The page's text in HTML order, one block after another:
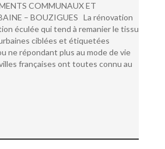
COMMUNAUX ET
– BOUZIGUES La rénovation
éculée qui tend à remanier le tissu
ciblées et étiquetées
ne répondant plus au mode de vie
françaises ont toutes connu au